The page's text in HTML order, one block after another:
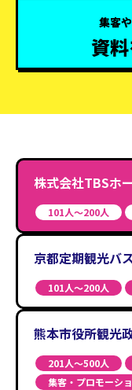
集客
資
株式会社TBSホ
101人〜200人
京都定期観光バ
101人〜200人
熊本市役所観光
201人〜500人
集客・プロモーシ